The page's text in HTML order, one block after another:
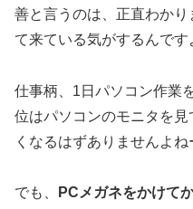
善と言うのは、正直わか
て来ている気がするんです
仕事柄、1日パソコン作業
位はパソコンのモニタを
くなるはずありませんよね
でも、
PCメガネをかけて